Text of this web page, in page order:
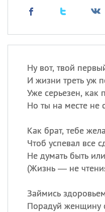
Ну вот, твой
И жизни треть уж
Уже серьезен, как
Но ты на месте не
Как брат, тебе
Чтоб успевал все
Не думать быть
(Жизнь — не
Займись
Порадуй женщину